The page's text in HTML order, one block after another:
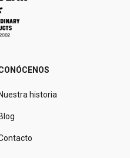
Nuestra historia
Blog